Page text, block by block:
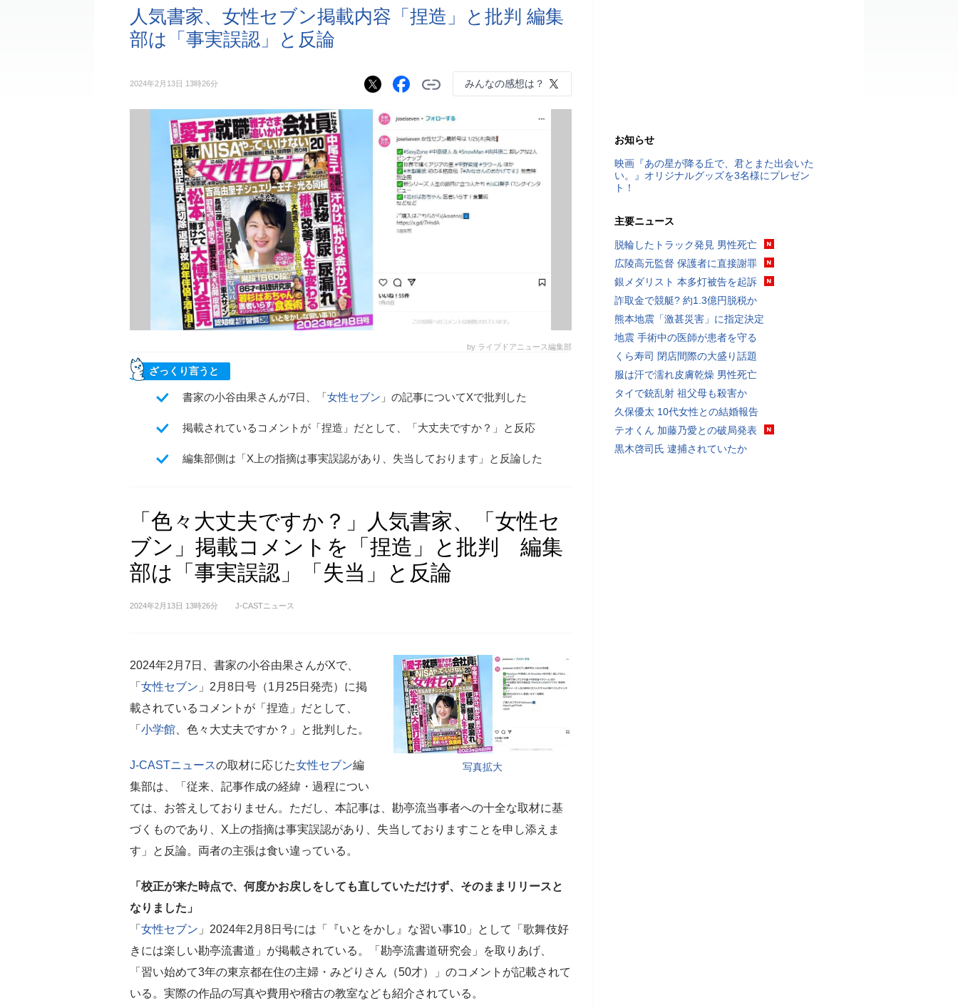
人気書家、女性セブン掲載内容「捏造」と批判 編集
部は「事実誤認」と反論
2024年2月13日 13時26分 みんなの感想は？
by ライブドアニュース編集部
ざっくり言うと
書家の小谷由果さんが7日、「女性セブン 」の記事についてXで批判した
掲載されているコメントが「捏造」だとして、「大丈夫ですか？」と反応
編集部側は「X上の指摘は事実誤認があり、失当しております」と反論した
「色々大丈夫ですか？」人気書家、「女性セ
ブン」掲載コメントを「捏造」と批判 編集
部は「事実誤認」「失当」と反論
2024年2月13日 13時26分 J-CASTニュース
写真拡大
2024年2月7日、書家の小谷由果さんがXで、
「 女性セブン 」2月8日号（1月25日発売）に掲
載されているコメントが「捏造」だとして、
「 小学館 、色々大丈夫ですか？」と批判した。
J-CASTニュースの取材に応じた女性セブン編
集部は、「従来、記事作成の経緯・過程につい
ては、お答えしておりません。ただし、本記事は、勘亭流当事者への十全な取材に基
づくものであり、X上の指摘は事実誤認があり、失当しておりますことを申し添えま
す」と反論。両者の主張は食い違っている。
「校正が来た時点で、何度かお戻しをしても直していただけず、そのままリリースと
なりました」
「 女性セブン 」2024年2月8日号には「『いとをかし』な習い事10」として「歌舞伎好
きには楽しい勘亭流書道」が掲載されている。「勘亭流書道研究会」を取りあげ、
「習い始めて3年の東京都在住の主婦・みどりさん（50才）」のコメントが記載されて
いる。実際の作品の写真や費用や稽古の教室なども紹介されている。
お知らせ
映画『あの星が降る丘で、君とまた出会いた
い。』オリジナルグッズを3名様にプレゼン
ト！
主要ニュース
脱輪したトラック発見 男性死亡
広陵高元監督 保護者に直接謝罪
銀メダリスト 本多灯被告を起訴
詐取金で競艇? 約1.3億円脱税か
熊本地震「激甚災害」に指定決定
地震 手術中の医師が患者を守る
くら寿司 閉店間際の大盛り話題
服は汗で濡れ皮膚乾燥 男性死亡
タイで銃乱射 祖父母も殺害か
久保優太 10代女性との結婚報告
テオくん 加藤乃愛との破局発表
黒木啓司氏 逮捕されていたか